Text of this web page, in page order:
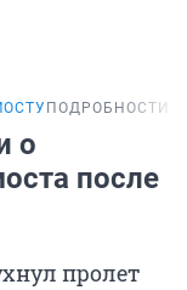
ПОДРОБНОСТИ
о
после
пролет